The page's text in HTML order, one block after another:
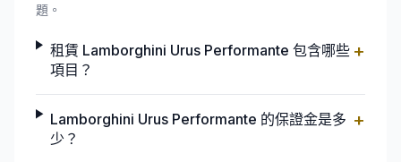
題。
租賃 Lamborghini Urus Performante 包含哪些
項目？
+
Lamborghini Urus Performante 的保證金是多
少？
+